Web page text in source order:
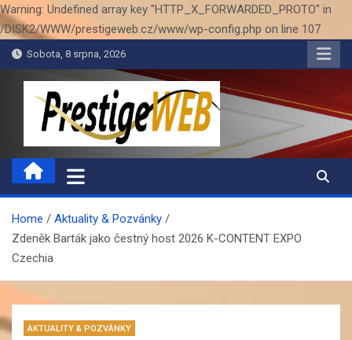
Warning: Undefined array key "HTTP_X_FORWARDED_PROTO" in
/DISK2/WWW/prestigeweb.cz/www/wp-config.php on line 107
Skip
to
Sobota, 8 srpna, 2026
PrestigeWEB
Home
Aktuality & Pozvánky
Zdeněk Barták jako čestný host 2026 K-CONTENT EXPO
Czechia
AKTUALITY & POZVÁNKY